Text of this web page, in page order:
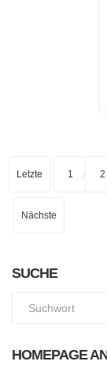
Letzte 1 2
Nächste
SUCHE
HOMEPAGE